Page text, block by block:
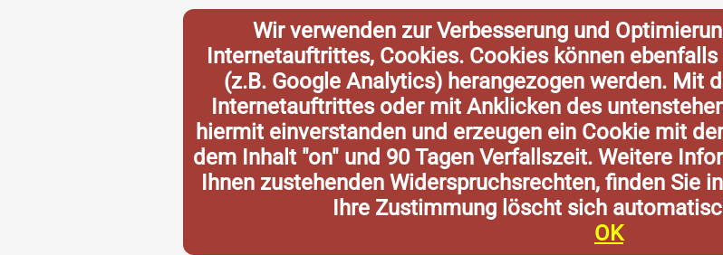
Wir verwenden zur Verbesserung und
Internetauftrittes, Cookies. Cookies können
(z.B. Google Analytics) herangezogen werden. Mit
Internetauftrittes oder mit Anklicken des
hiermit einverstanden und erzeugen ein Cookie mit
dem Inhalt "on" und 90 Tagen Verfallszeit. Weitere
Ihnen zustehenden Widerspruchsrechten, finden Sie
Ihre Zustimmung löscht sich
OK